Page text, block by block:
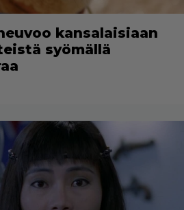
kansalaisiaan
syömällä